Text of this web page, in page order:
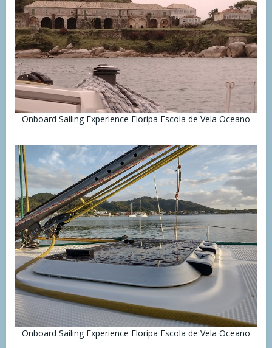
Onboard Sailing Experience Floripa Escola de Vela Oceano
Onboard Sailing Experience Floripa Escola de Vela Oceano